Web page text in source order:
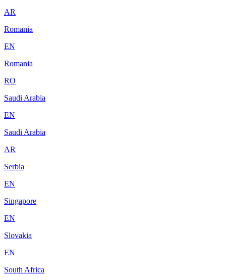
AR
Romania
EN
Romania
RO
Saudi Arabia
EN
Saudi Arabia
AR
Serbia
EN
Singapore
EN
Slovakia
EN
South Africa